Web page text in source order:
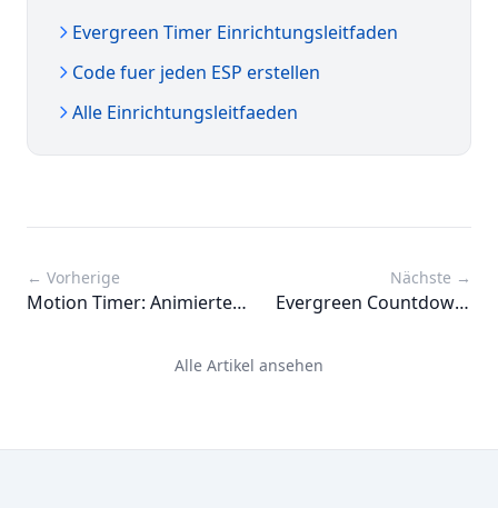
Evergreen Timer Einrichtungsleitfaden
Code fuer jeden ESP erstellen
Alle Einrichtungsleitfaeden
← Vorherige
Motion Timer: Animierte
Nächste →
Evergreen Countdown-
funktionieren und warum
Alle Artikel ansehen